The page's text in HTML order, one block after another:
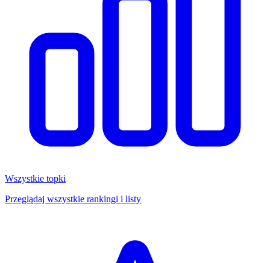
Wszystkie topki
Przeglądaj wszystkie rankingi i listy